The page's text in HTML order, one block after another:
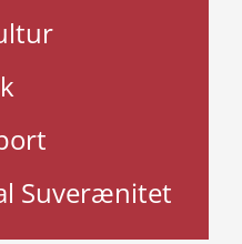
Suverænitet